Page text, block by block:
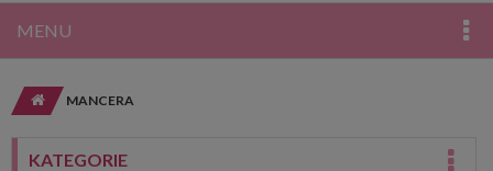
MENU
MANCERA
KATEGORIE